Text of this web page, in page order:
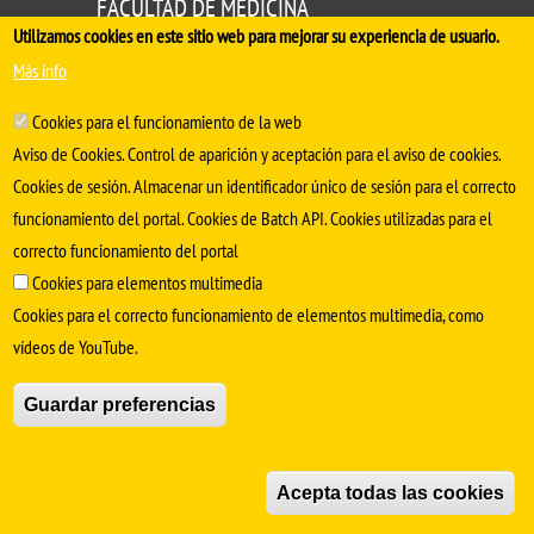
FACULTAD DE MEDICINA
Avda. Sánchez Pizjuán, s/n. 41009 Sevilla
Conserjería:
SÍGUENOS EN
Aviso Legal Protección de datos
© Copyright 2022 Universidad de Sevilla
Utilizamos cookies en este sitio web para mejorar su experiencia de usuario.
Más info
Cookies para el funcionamiento de la web
Aviso de Cookies. Control de aparición y aceptación para el aviso de cookies.
Cookies de sesión. Almacenar un identificador único de sesión para el correcto
funcionamiento del portal. Cookies de Batch API. Cookies utilizadas para el
correcto funcionamiento del portal
Cookies para elementos multimedia
Cookies para el correcto funcionamiento de elementos multimedia, como
vídeos de YouTube.
Guardar preferencias
Acepta todas las cookies